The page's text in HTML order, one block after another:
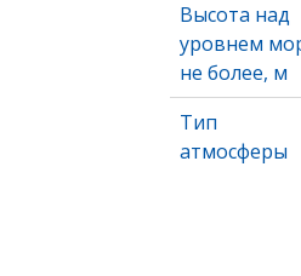
Высота над
уровнем
не более, м
Тип
атмосферы